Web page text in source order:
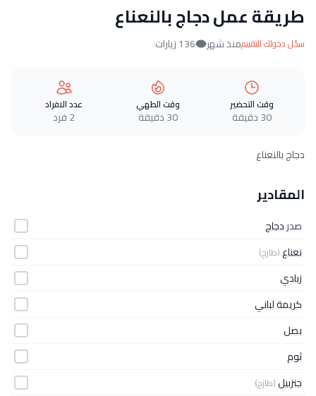
طريقة عمل دجاج بالنعناع
سجّل دخولك للتقييممنذ شهر 136 زيارات
وقت التحضير
30 دقيقة
وقت الطهي
30 دقيقة
عدد الافراد
2 فرد
دجاج بالنعناع
المقادير
صدردجاج
نعناع(طازج)
زبادي
كريمة لباني
بصل
ثوم
جنزبيل(طازج)